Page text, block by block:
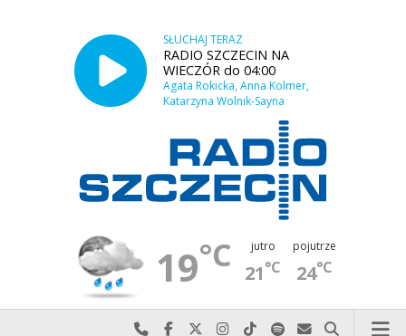
SŁUCHAJ TERAZ
RADIO SZCZECIN NA
WIECZÓR do 04:00
Agata Rokicka, Anna Kolmer,
Katarzyna Wolnik-Sayna
19°C jutro
21°C
pojutrze
24°C
Najlepiej po prostu do nas zadzwoń
Odwiedź nas na Facebook-u
Odwiedź nas na X
Odwiedź nas na Instagram-ie
Odwiedź nas na TikTok-u
Szukaj nas na Spotify
Wyślij do nas
Szukaj